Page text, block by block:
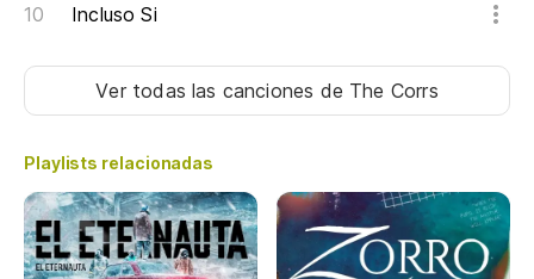
Incluso Si
Ver todas las canciones de The Corrs
Playlists relacionadas